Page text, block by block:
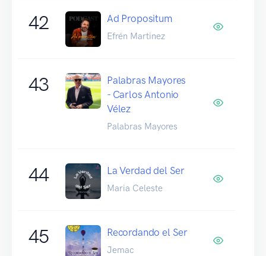
42 Ad Propositum
Efrén Martinez
43
Palabras Mayores
- Carlos Antonio
Vélez
Palabras Mayores
44 La Verdad del Ser
Maria Celeste
45 Recordando el Ser
Jemac